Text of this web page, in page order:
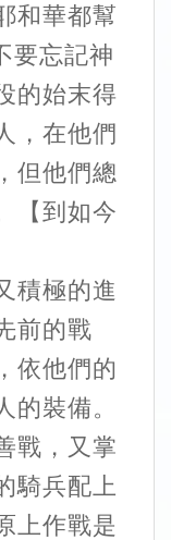
和華都幫
要忘記神
的始末得
，在他們
但他們總
【到如今
極的進
前的戰
依他們的
的裝備。
戰，又掌
騎兵配上
上作戰是